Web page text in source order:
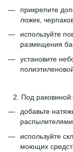
прикрепите
ложек,
используйте
размещения
установите
Под раковиной:
добавьте
используйте
моющих